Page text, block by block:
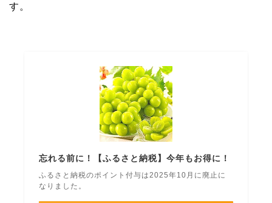
す。
忘れる前に！【ふるさと納税】今年もお得に！
ふるさと納税のポイント付与は2025年10月に廃止に
なりました。